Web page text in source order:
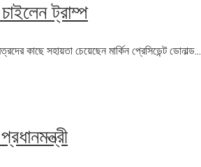
ট্রাম্প
কাছে সহায়তা চেয়েছেন মার্কিন প্রেসিডেন্ট ডোনাল্ড...